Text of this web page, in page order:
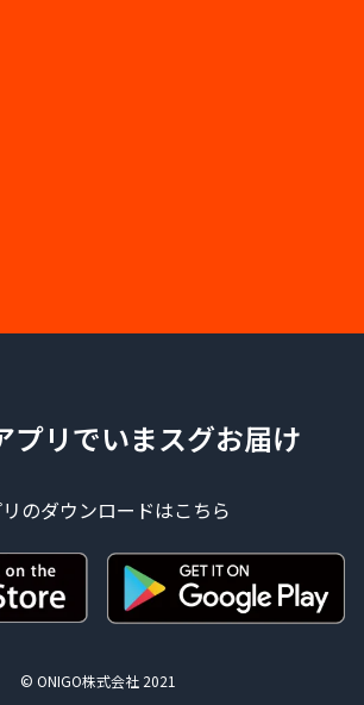
プリでいまスグお届け
のダウンロードはこちら
© ONIGO株式会社 2021